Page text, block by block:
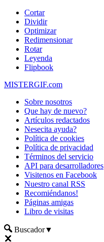
Cortar
Dividir
Optimizar
Redimensionar
Rotar
Leyenda
Flipbook
MISTERGIF.com
Sobre nosotros
Que hay de nuevo?
Artículos redactados
Nesecita ayuda?
Política de cookies
Política de privacidad
Términos del servicio
API para desarrolladores
Visitenos en Facebook
Nuestro canal RSS
Recomiéndanos!
Páginas amigas
Libro de visitas
Buscador▼